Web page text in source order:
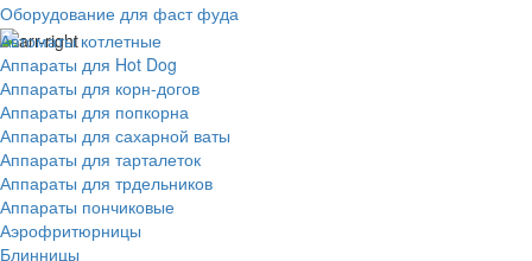
Оборудование для фаст фуда
Автоматы котлетные
Аппараты для Hot Dog
Аппараты для корн-догов
Аппараты для попкорна
Аппараты для сахарной ваты
Аппараты для тарталеток
Аппараты для трдельников
Аппараты пончиковые
Аэрофритюрницы
Блинницы